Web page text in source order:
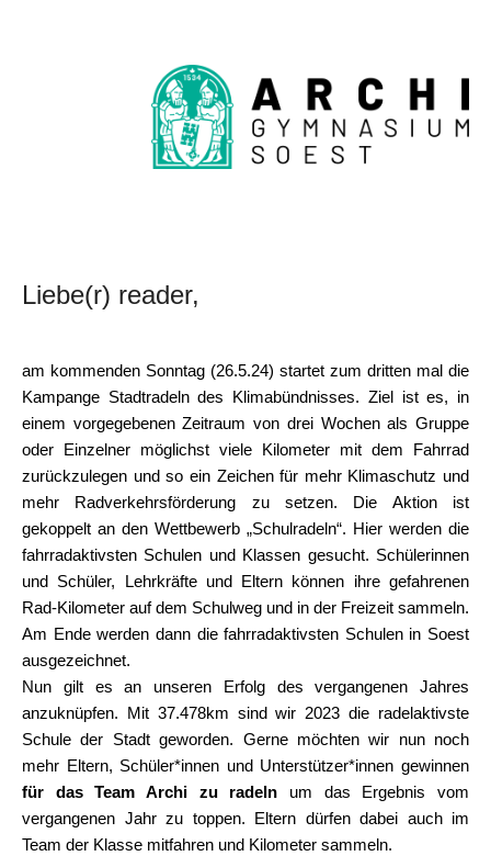
Liebe(r) reader,
am kommenden Sonntag (26.5.24) startet zum dritten mal die
Kampange Stadtradeln des Klimabündnisses. Ziel ist es, in
einem vorgegebenen Zeitraum von drei Wochen als Gruppe
oder Einzelner möglichst viele Kilometer mit dem Fahrrad
zurückzulegen und so ein Zeichen für mehr Klimaschutz und
mehr Radverkehrsförderung zu setzen. Die Aktion ist
gekoppelt an den Wettbewerb „Schulradeln“. Hier werden die
fahrradaktivsten Schulen und Klassen gesucht. Schülerinnen
und Schüler, Lehrkräfte und Eltern können ihre gefahrenen
Rad-Kilometer auf dem Schulweg und in der Freizeit sammeln.
Am Ende werden dann die fahrradaktivsten Schulen in Soest
ausgezeichnet.
Nun gilt es an unseren Erfolg des vergangenen Jahres
anzuknüpfen. Mit 37.478km sind wir 2023 die radelaktivste
Schule der Stadt geworden. Gerne möchten wir nun noch
mehr Eltern, Schüler*innen und Unterstützer*innen gewinnen
für das Team Archi zu radeln um das Ergebnis vom
vergangenen Jahr zu toppen. Eltern dürfen dabei auch im
Team der Klasse mitfahren und Kilometer sammeln.